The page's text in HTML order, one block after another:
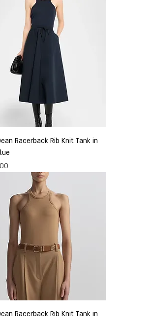
Racerback Rib Knit Tank in
Racerback Rib Knit Tank in